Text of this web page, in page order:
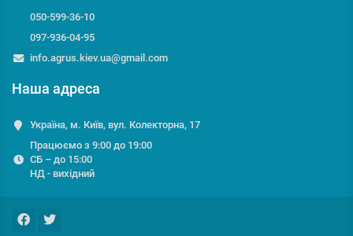
050-599-36-10
097-936-04-95
info.agrus.kiev.ua@gmail.com
Наша адреса
Україна, м. Київ, вул. Колекторна, 17
Працюємо з 9:00 до 19:00
СБ – до 15:00
НД - вихідний